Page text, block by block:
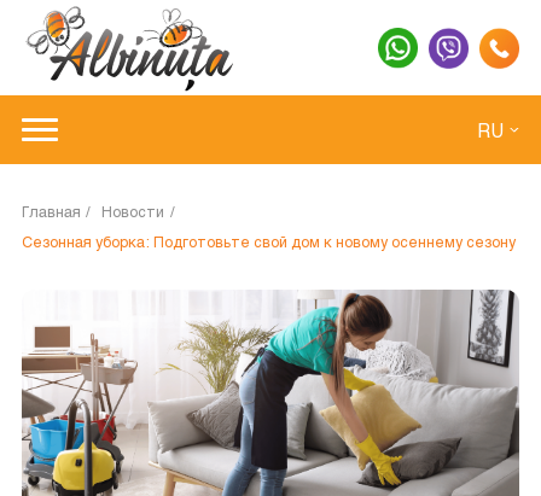
RU
Главная
Новости
Сезонная уборка: Подготовьте свой дом к новому осеннему сезону